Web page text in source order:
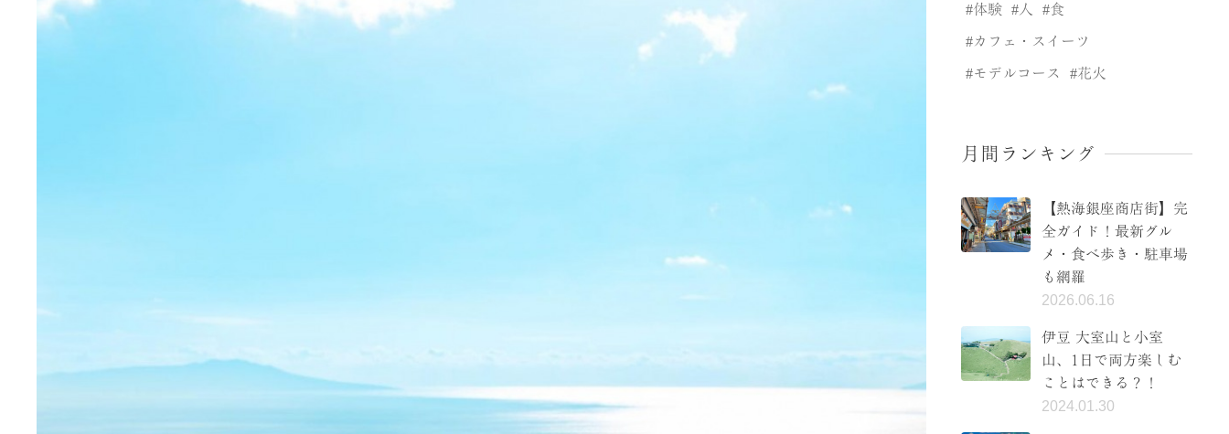
体験 人 食
カフェ・スイーツ
モデルコース 花火
月間ランキング
【熱海銀座商店街】完
全ガイド！最新グル
メ・食べ歩き・駐車場
も網羅
2026.06.16
伊豆 大室山と小室
山、1日で両方楽しむ
ことはできる？！
2024.01.30